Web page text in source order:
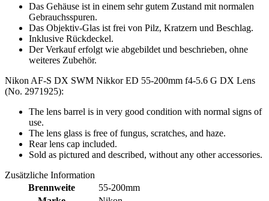
Das Gehäuse ist in einem sehr gutem Zustand mit normalen
Gebrauchsspuren.
Das Objektiv-Glas ist frei von Pilz, Kratzern und Beschlag.
Inklusive Rückdeckel.
Der Verkauf erfolgt wie abgebildet und beschrieben, ohne
weiteres Zubehör.
Nikon AF-S DX SWM Nikkor ED 55-200mm f4-5.6 G DX Lens
(No. 2971925):
The lens barrel is in very good condition with normal signs of
use.
The lens glass is free of fungus, scratches, and haze.
Rear lens cap included.
Sold as pictured and described, without any other accessories.
Zusätzliche Information
Brennweite
55-200mm